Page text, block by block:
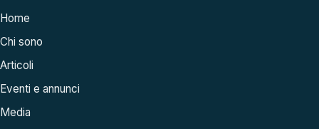
Home
Chi sono
Articoli
Eventi e annunci
Media